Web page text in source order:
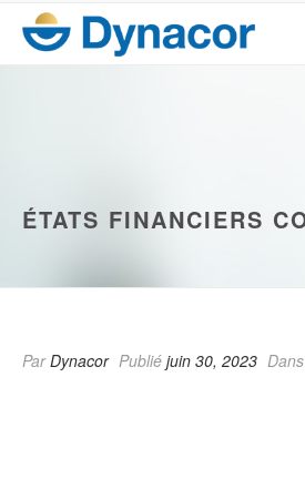
ÉTATS FINANCIERS
ParDynacor Publié juin 30, 2023 Dans